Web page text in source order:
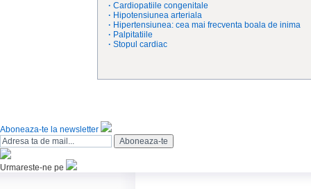
· Cardiopatiile congenitale
· Hipotensiunea arteriala
· Hipertensiunea: cea mai frecventa boala de inima
· Palpitatiile
· Stopul cardiac
Aboneaza-te la newsletter
Urmareste-ne pe